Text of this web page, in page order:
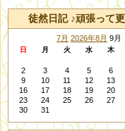
徒然日記 ♪頑張って
7月 2026年8月 9月
日 月 火 水 木
2
3 4 5 6
9
10 11 12 13
16
17 18 19 20
23
24 25 26 27
30
31